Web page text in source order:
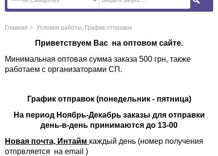
Главная Условия работы, График отправок
Приветствуем Вас на оптовом сайте.
Минимальная оптовая сумма заказа 500 грн, также
работаем с организаторами СП.
График отправок (понедельник - пятница)
На период Ноябрь-Декабрь заказы для отправки
день-в-день принимаются до 13-00
Новая почта, Интайм каждый день (номер получения
отпрвляется на email )